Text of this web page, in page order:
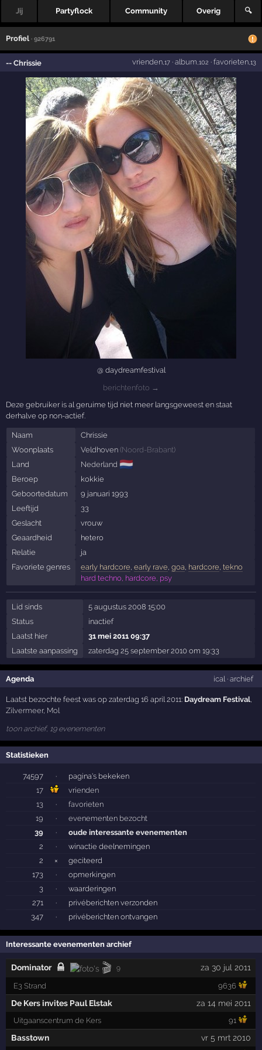
Jij Partyflock Community Overig 🔍
Profiel · 926791
-- Chrissie vrienden,17· album ,102 · favorieten,13
@ daydreamfestival
berichtenfoto →
Deze gebruiker is al geruime tijd niet meer langsgeweest en staat
derhalve op non-actief.
Naam
Chrissie
Woonplaats
Veldhoven (Noord-Brabant)
Land
Nederland 🇳🇱
Beroep
kokkie
Geboortedatum
9 januari 1993
Leeftijd
33
Geslacht
vrouw
Geaardheid
hetero
Relatie
ja
Favoriete genres
early hardcore, early rave, goa, hardcore, tekno
hard techno, hardcore, psy
Lid sinds
5 augustus 2008 15:00
Status
inactief
Laatst hier
31 mei 2011 09:37
Laatste aanpassing
zaterdag 25 september 2010 om 19:33
Agenda ical· archief
Laatst bezochte feest was op zaterdag 16 april 2011: Daydream Festival
Zilvermeer, Mol
toon archief, 19 evenementen
Statistieken
74597 ·
pagina's bekeken
17
vrienden
13
·
favorieten
19
·
evenementen bezocht
39
·
oude interessante evenementen
2
·
winactie deelnemingen
2
×
geciteerd
173
·
opmerkingen
3
·
waarderingen
271
·
privéberichten verzonden
347
· privéberichten ontvangen
Interessante evenementen archief
Dominator 🎬 9 za 30 jul 2011
E3 Strand 9636
De Kers invites Paul Elstak za 14 mei 2011
Uitgaanscentrum de Kers 91
Basstown vr 5 mrt 2010